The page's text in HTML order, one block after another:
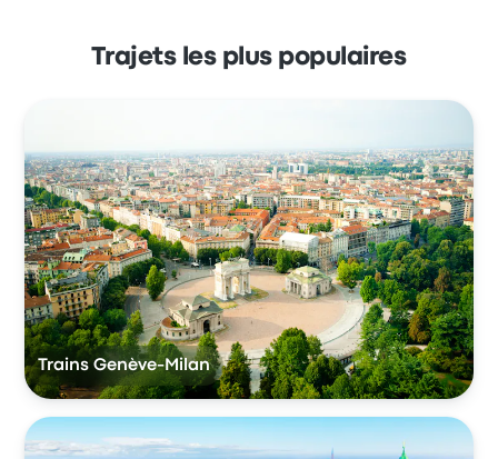
Trajets les plus populaires
Trains Genève-Milan